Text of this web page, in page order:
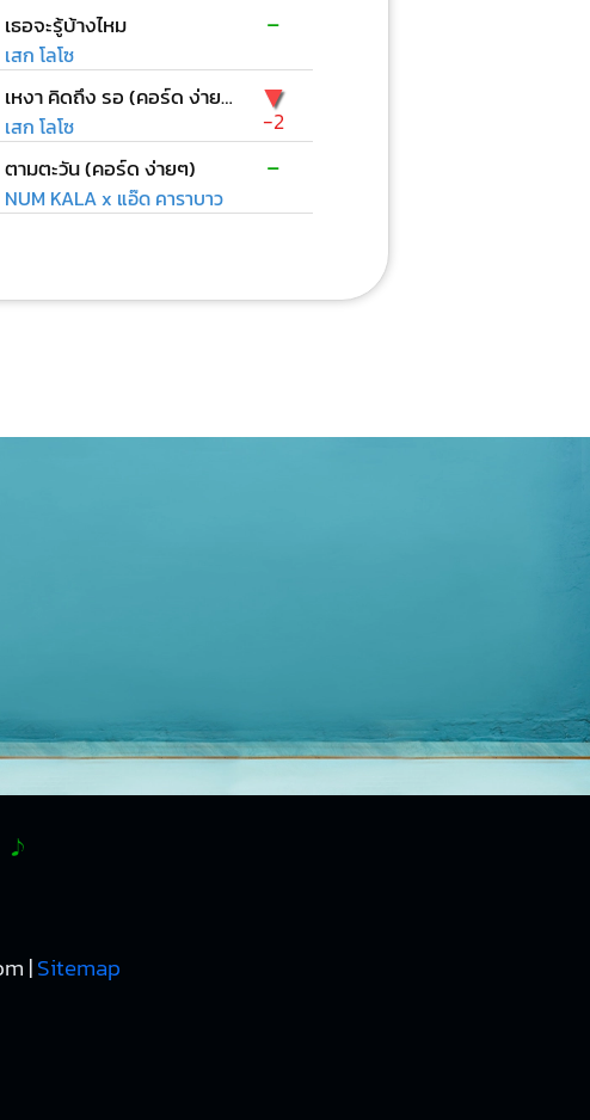
เธอจะรู้บ้างไหม
เสก โลโซ
-
เหงา คิดถึง รอ (คอร์ด ง่ายๆ)
เสก โลโซ
▼
-2
ตามตะวัน (คอร์ด ง่ายๆ)
NUM KALA x แอ๊ด คาราบาว
-
|Sitemap